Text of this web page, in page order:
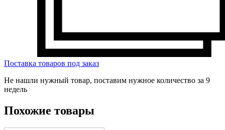
Поставка товаров под заказ
Не нашли нужный товар, поставим нужное количество за 9
недель
Похожие товары